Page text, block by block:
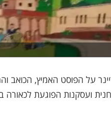
על הפוסט האמיץ, הכואב
ועסקנות הפוגעת לכאורה